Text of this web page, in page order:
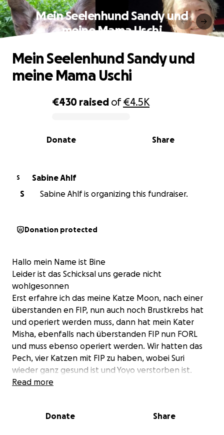
Mein Seelenhund Sandy und
meine Mama Uschi
0% complete
€430 raised of€4.5K
Share
Donate
Mein Seelenhund Sandy und
meine Mama Uschi
S
Sabine Ahlf
S
Sabine Ahlf is organizing this fundraiser.
Donation protected
Hallo mein Name ist Bine
Leider ist das Schicksal uns gerade nicht
wohlgesonnen
Erst erfahre ich das meine Katze Moon, nach einer
überstanden en FIP, nun auch noch Brustkrebs hat
und operiert werden muss, dann hat mein Kater
Misha, ebenfalls nach überstanden FIP nun FORL
und muss ebenso operiert werden. Wir hatten das
Pech, vier Katzen mit FIP zu haben, wobei Suri
wieder ganz gesund ist und Yoyo verstorben ist.
Sollte das dann aber nicht genug sein, musste ich
Read more
Donate Share